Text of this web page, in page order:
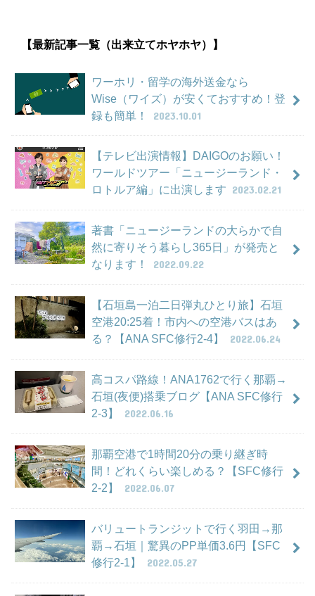
【最新記事一覧（出来立てホヤホヤ）】
ワーホリ・留学の海外送金なら
Wise（ワイズ）が安くておすすめ！登
録も簡単！
2023.10.01
【テレビ出演情報】DAIGOのお願い！
ワールドツアー「ニュージーランド・
ロトルア編」に出演します 2023.02.21
著書「ニュージーランドの大らかで自
然に寄りそう暮らし365日」が発売と
なります！
2022.09.22
【石垣島一泊二日弾丸ひとり旅】石垣
空港20:25着！市内への空港バスはあ
る？【ANA SFC修行2-4】
2022.06.24
高コスパ路線！ANA1762で行く那覇→
石垣(夜便)搭乗ブログ【ANA SFC修行
2-3】
2022.06.16
那覇空港で1時間20分の乗り継ぎ時
間！どれくらい楽しめる？【SFC修行
2-2】
2022.06.07
バリュートランジットで行く羽田→那
覇→石垣｜驚異のPP単価3.6円【SFC
修行2-1】
2022.05.27